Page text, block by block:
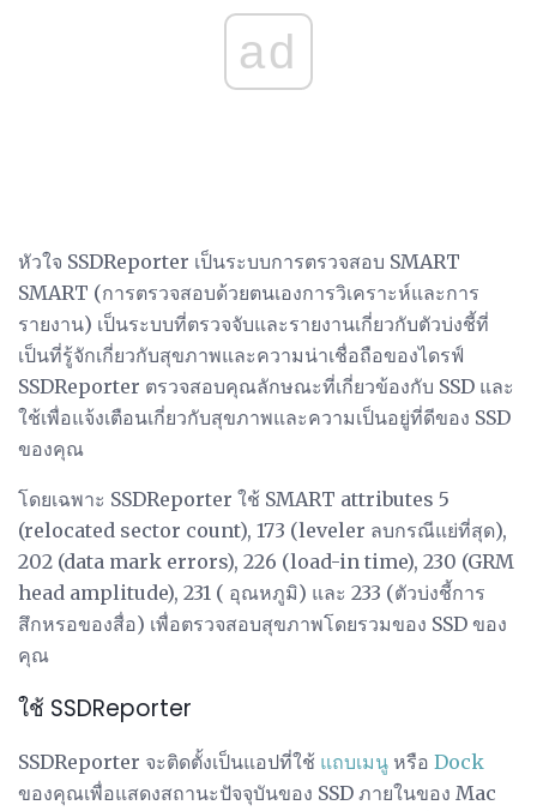
ad
หัวใจ SSDReporter เป็นระบบการตรวจสอบ SMART
SMART (การตรวจสอบด้วยตนเองการวิเคราะห์และการ
รายงาน) เป็นระบบที่ตรวจจับและรายงานเกี่ยวกับตัวบ่งชี้ที่
เป็นที่รู้จักเกี่ยวกับสุขภาพและความน่าเชื่อถือของไดรฟ์
SSDReporter ตรวจสอบคุณลักษณะที่เกี่ยวข้องกับ SSD และ
ใช้เพื่อแจ้งเตือนเกี่ยวกับสุขภาพและความเป็นอยู่ที่ดีของ SSD
ของคุณ
โดยเฉพาะ SSDReporter ใช้ SMART attributes 5
(relocated sector count), 173 (leveler ลบกรณีแย่ที่สุด),
202 (data mark errors), 226 (load-in time), 230 (GRM
head amplitude), 231 ( อุณหภูมิ) และ 233 (ตัวบ่งชี้การ
สึกหรอของสื่อ) เพื่อตรวจสอบสุขภาพโดยรวมของ SSD ของ
คุณ
ใช้ SSDReporter
SSDReporter จะติดตั้งเป็นแอปที่ใช้ แถบเมนู หรือ Dock
ของคุณเพื่อแสดงสถานะปัจจุบันของ SSD ภายในของ Mac